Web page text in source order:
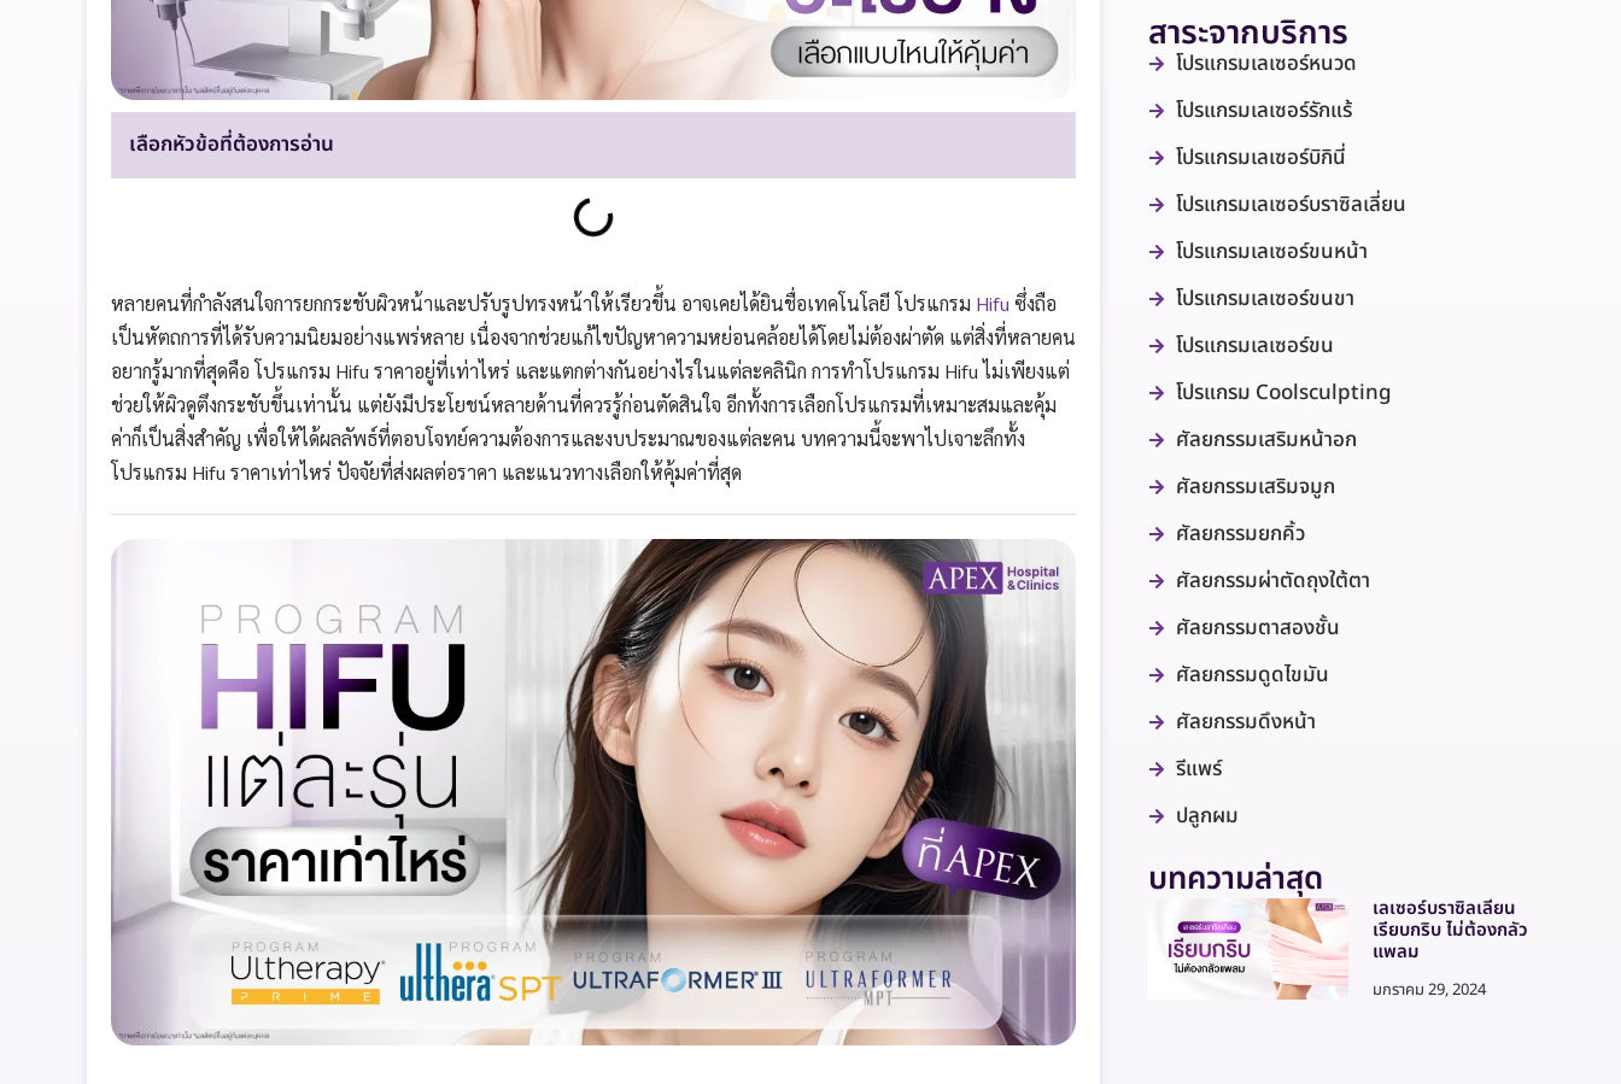
เลือกหัวข้อที่ต้องการอ่าน
หลายคนที่กำลังสนใจการยกกระชับผิวหน้าและปรับรูปทรงหน้าให้เรียวขึ้น อาจเคยได้ยินชื่อเทคโนโลยี โปรแกรม Hifuซึ่งถือ
เป็นหัตถการที่ได้รับความนิยมอย่างแพร่หลาย เนื่องจากช่วยแก้ไขปัญหาความหย่อนคล้อยได้โดยไม่ต้องผ่าตัด แต่สิ่งที่หลายคน
อยากรู้มากที่สุดคือ โปรแกรม Hifu ราคาอยู่ที่เท่าไหร่ และแตกต่างกันอย่างไรในแต่ละคลินิก การทำโปรแกรม Hifu ไม่เพียงแต่
ช่วยให้ผิวดูตึงกระชับขึ้นเท่านั้น แต่ยังมีประโยชน์หลายด้านที่ควรรู้ก่อนตัดสินใจ อีกทั้งการเลือกโปรแกรมที่เหมาะสมและคุ้ม
ค่าก็เป็นสิ่งสำคัญ เพื่อให้ได้ผลลัพธ์ที่ตอบโจทย์ความต้องการและงบประมาณของแต่ละคน บทความนี้จะพาไปเจาะลึกทั้ง
โปรแกรม Hifu ราคาเท่าไหร่ ปัจจัยที่ส่งผลต่อราคา และแนวทางเลือกให้คุ้มค่าที่สุด
สาระจากบริการ
โปรแกรมเลเซอร์หนวด
โปรแกรมเลเซอร์รักแร้
โปรแกรมเลเซอร์บิกินี่
โปรแกรมเลเซอร์บราซิลเลี่ยน
โปรแกรมเลเซอร์ขนหน้า
โปรแกรมเลเซอร์ขนขา
โปรแกรมเลเซอร์ขน
โปรแกรม Coolsculpting
ศัลยกรรมเสริมหน้าอก
ศัลยกรรมเสริมจมูก
ศัลยกรรมยกคิ้ว
ศัลยกรรมผ่าตัดถุงใต้ตา
ศัลยกรรมตาสองชั้น
ศัลยกรรมดูดไขมัน
ศัลยกรรมดึงหน้า
รีแพร์
ปลูกผม
บทความล่าสุด
เลเซอร์บราซิลเลี่ยน
เรียบกริบ ไม่ต้องกลัว
แพลม
มกราคม 29, 2024